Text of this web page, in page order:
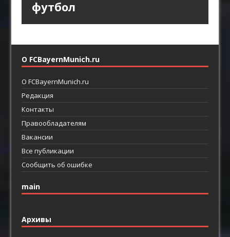
футбол
линиями
О FCBayernMunich.ru
О FCBayernMunich.ru
Редакция
Контакты
Правообладателям
Вакансии
Все публикации
Сообщить об ошибке
main
Архивы